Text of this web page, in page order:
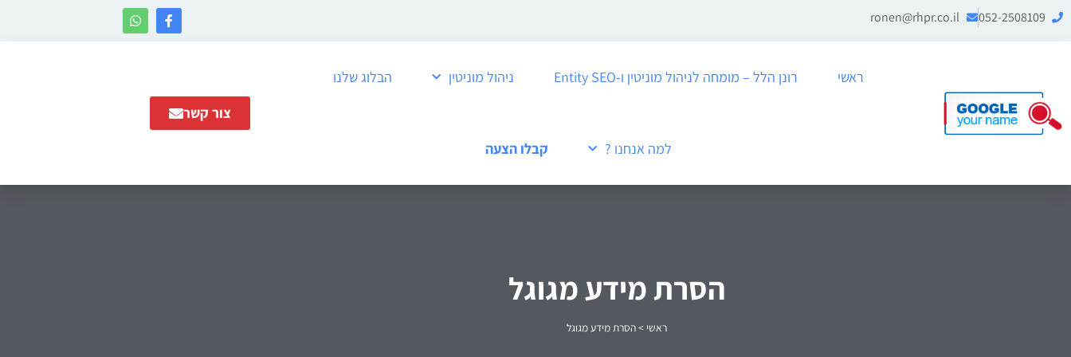
052-2508109
ronen@rhpr.co.il
ראשי רונן הלל – מומחה לניהול מוניטין ו-Entity SEO ניהול מוניטין הבלוג שלנו
למה אנחנו ? קבלו הצעה
צור קשר
הסרת מידע מגוגל
ראשי >הסרת מידע מגוגל